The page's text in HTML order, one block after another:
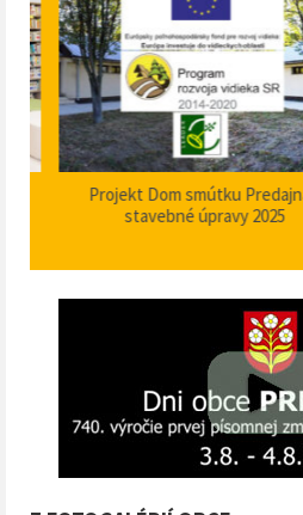
Projekt Dom smútku Predajná –
stavebné úpravy 2025